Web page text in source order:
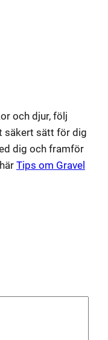
och djur, följ
säkert sätt för dig
dig och framför
Tips om Gravel